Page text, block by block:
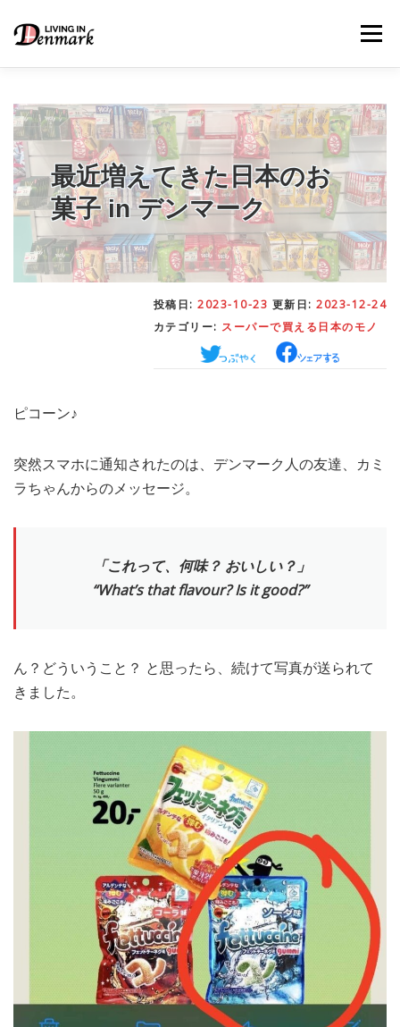
メニュー
LIFE TIPS– 生活便利帳 FOOD – ごはん事情
STUDY– 留学関連情報
WORK– デンマークの働き方
– 日本人の考察
MEDIA
EVERYDAY– 日常ブログ
最近増えてきた日本のお
菓子 in デンマーク
投稿日: 2023-10-23 更新日: 2023-12-24
カテゴリー: スーパーで買える日本のモノ
ピコーン♪
突然スマホに通知されたのは、デンマーク人の友達、カミ
ラちゃんからのメッセージ。
「これって、何味？ おいしい？」
“What’s that flavour? Is it good?”
ん？どういうこと？ と思ったら、続けて写真が送られて
きました。